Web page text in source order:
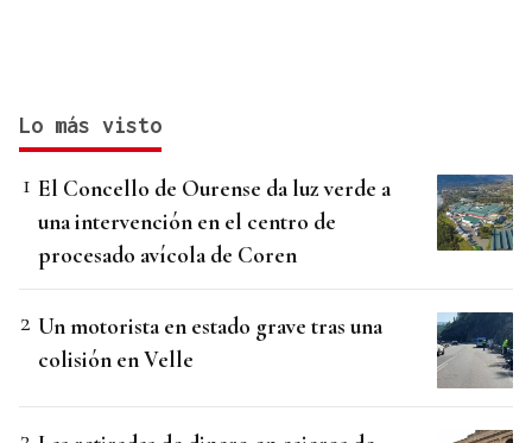
Lo más visto
El Concello de Ourense da luz verde a
una intervención en el centro de
procesado avícola de Coren
Un motorista en estado grave tras una
colisión en Velle